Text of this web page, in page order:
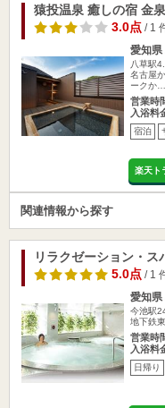
猿投温泉 癒しの宿 金
3.0点 / 1
愛知県
八草駅
名古屋
ークか…
営業時
入浴料
宿泊
楽天ト
関連情報から探す
リラクゼーション・
5.0点 / 1
愛知県
今池駅
地下鉄
営業時
入浴料
日帰り